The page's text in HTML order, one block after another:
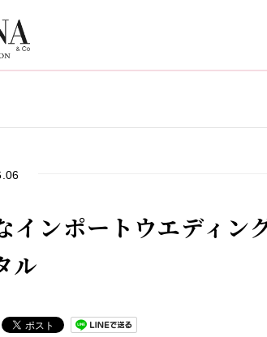
インポートウエディン
ル